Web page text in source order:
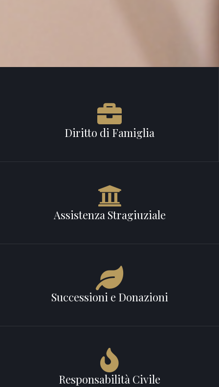
Diritto di Famiglia
Assistenza Stragiuziale
Successioni e Donazioni
Responsabilità Civile